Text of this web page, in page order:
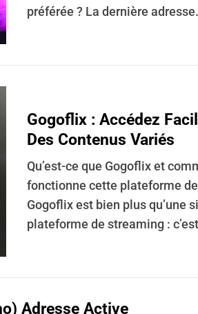
préférée ? La dernière
Gogoflix : Accédez
Des Contenus Variés
Qu’est-ce que Gogoflix et
fonctionne cette plateforme
Gogoflix est bien plus qu’une
plateforme de streaming :
Adresse Active